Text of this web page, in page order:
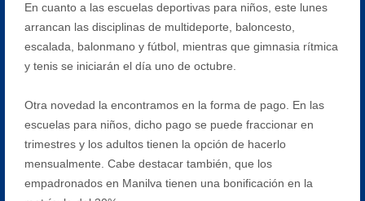
En cuanto a las escuelas deportivas para niños, este lunes
arrancan las disciplinas de multideporte, baloncesto,
escalada, balonmano y fútbol, mientras que gimnasia rítmica
y tenis se iniciarán el día uno de octubre.
Otra novedad la encontramos en la forma de pago. En las
escuelas para niños, dicho pago se puede fraccionar en
trimestres y los adultos tienen la opción de hacerlo
mensualmente. Cabe destacar también, que los
empadronados en Manilva tienen una bonificación en la